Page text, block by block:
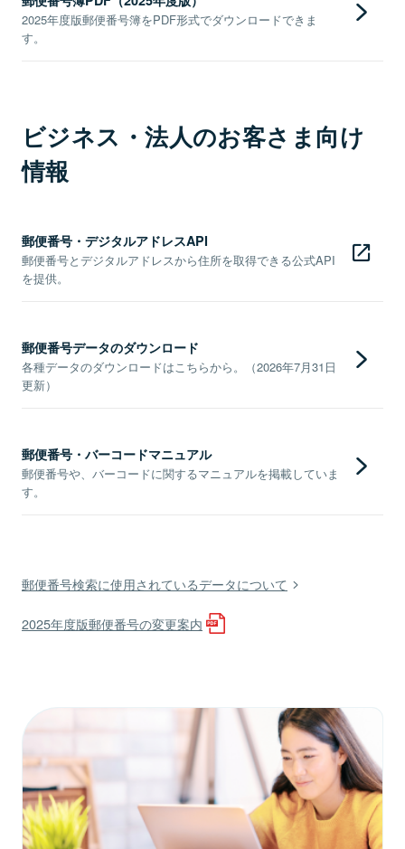
2025年度版郵便番号簿をPDF形式でダウンロードできま
す。
ビジネス・法人のお客さま向け
情報
郵便番号・デジタルアドレスAPI
郵便番号とデジタルアドレスから住所を取得できる公式API
を提供。
郵便番号データのダウンロード
各種データのダウンロードはこちらから。（2026年7月31日
更新）
郵便番号・バーコードマニュアル
郵便番号や、バーコードに関するマニュアルを掲載していま
す。
郵便番号検索に使用されているデータについて
2025年度版郵便番号の変更案内